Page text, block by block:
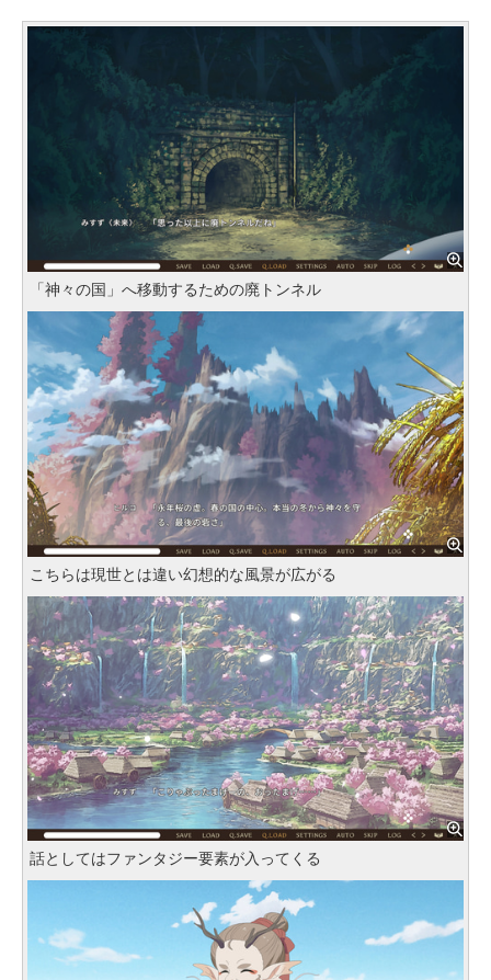
「神々の国」へ移動するための廃トンネル
こちらは現世とは違い幻想的な風景が広がる
話としてはファンタジー要素が入ってくる